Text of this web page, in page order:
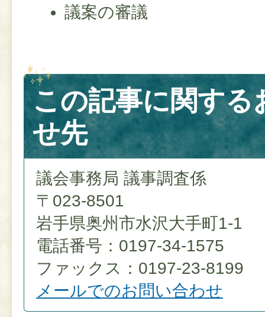
議案の審議
この記事に関する
せ先
議会事務局 議事調査係
〒023-8501
岩手県奥州市水沢大手町1-1
電話番号：0197-34-1575
ファックス：0197-23-8199
メールでのお問い合わせ